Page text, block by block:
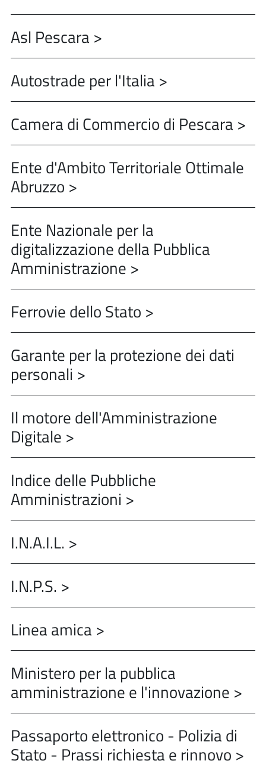
Asl Pescara >
Autostrade per l'Italia >
Camera di Commercio di Pescara >
Ente d'Ambito Territoriale Ottimale
Abruzzo >
Ente Nazionale per la
digitalizzazione della Pubblica
Amministrazione >
Ferrovie dello Stato >
Garante per la protezione dei dati
personali >
Il motore dell'Amministrazione
Digitale >
Indice delle Pubbliche
Amministrazioni >
I.N.A.I.L. >
I.N.P.S. >
Linea amica >
Ministero per la pubblica
amministrazione e l'innovazione >
Passaporto elettronico - Polizia di
Stato - Prassi richiesta e rinnovo >